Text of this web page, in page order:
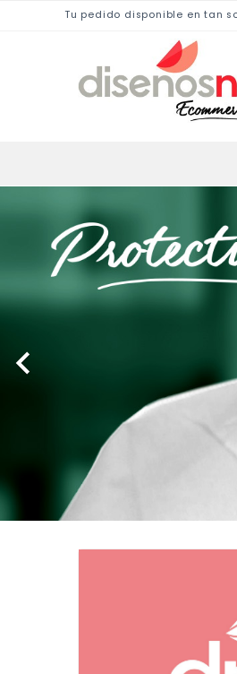
Tu pedido disponible en tan

Anterior